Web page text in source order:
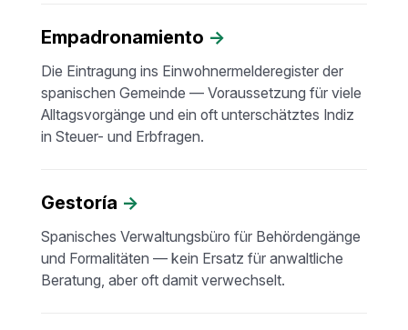
Empadronamiento →
Die Eintragung ins Einwohnermelderegister der
spanischen Gemeinde — Voraussetzung für viele
Alltagsvorgänge und ein oft unterschätztes Indiz
in Steuer- und Erbfragen.
Gestoría →
Spanisches Verwaltungsbüro für Behördengänge
und Formalitäten — kein Ersatz für anwaltliche
Beratung, aber oft damit verwechselt.